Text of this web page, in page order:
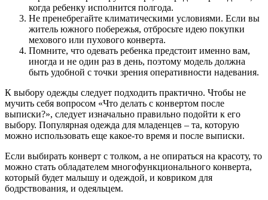
когда ребенку исполнится полгода.
Не пренебрегайте климатическими условиями. Если вы
житель южного побережья, отбросьте идею покупки
мехового или пухового конверта.
Помните, что одевать ребенка предстоит именно вам,
иногда и не один раз в день, поэтому модель должна
быть удобной с точки зрения оперативности надевания.
К выбору одежды следует подходить практично. Чтобы не
мучить себя вопросом «Что делать с конвертом после
выписки?», следует изначально правильно подойти к его
выбору. Популярная одежда для младенцев – та, которую
можно использовать еще какое-то время и после выписки.
Если выбирать конверт с толком, а не опираться на красоту, то
можно стать обладателем многофункционального конверта,
который будет малышу и одеждой, и ковриком для
бодрствования, и одеяльцем.